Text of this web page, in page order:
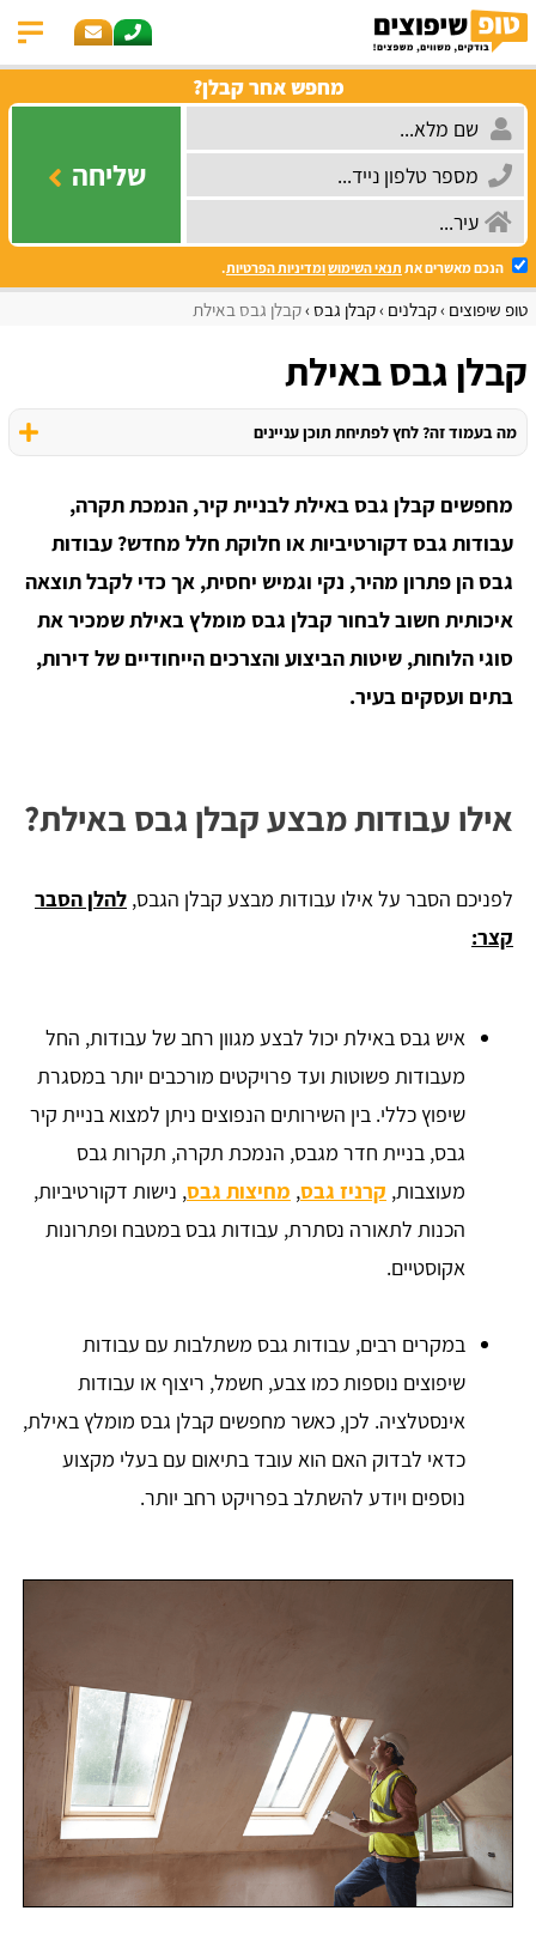
מחפש אחר קבלן?
שליחה
הנכם מאשרים את תנאי השימושומדיניות הפרטיות.
טופ שיפוצים קבלנים קבלן גבס קבלן גבס באילת
קבלן גבס באילת
מה בעמוד זה? לחץ לפתיחת תוכן עניינים
מחפשים קבלן גבס באילת לבניית קיר, הנמכת תקרה,
עבודות גבס דקורטיביות או חלוקת חלל מחדש? עבודות
גבס הן פתרון מהיר, נקי וגמיש יחסית, אך כדי לקבל תוצאה
איכותית חשוב לבחור קבלן גבס מומלץ באילת שמכיר את
סוגי הלוחות, שיטות הביצוע והצרכים הייחודיים של דירות,
בתים ועסקים בעיר.
אילו עבודות מבצע קבלן גבס באילת?
לפניכם הסבר על אילו עבודות מבצע קבלן הגבס, להלן הסבר
קצר:
איש גבס באילת יכול לבצע מגוון רחב של עבודות, החל
מעבודות פשוטות ועד פרויקטים מורכבים יותר במסגרת
שיפוץ כללי. בין השירותים הנפוצים ניתן למצוא בניית קיר
גבס, בניית חדר מגבס, הנמכת תקרה, תקרות גבס
מעוצבות, קרניז גבס, מחיצות גבס, נישות דקורטיביות,
הכנות לתאורה נסתרת, עבודות גבס במטבח ופתרונות
אקוסטיים.
במקרים רבים, עבודות גבס משתלבות עם עבודות
שיפוצים נוספות כמו צבע, חשמל, ריצוף או עבודות
אינסטלציה. לכן, כאשר מחפשים קבלן גבס מומלץ באילת,
כדאי לבדוק האם הוא עובד בתיאום עם בעלי מקצוע
נוספים ויודע להשתלב בפרויקט רחב יותר.